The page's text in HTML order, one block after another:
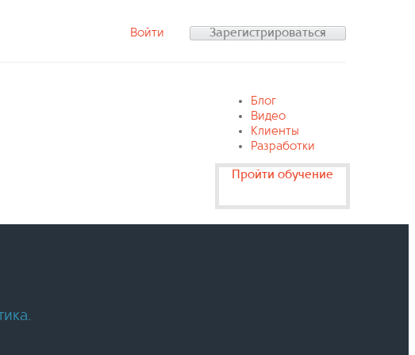
Войти Зарегистрироваться
Блог
Видео
Клиенты
Разработки
Пройти обучение